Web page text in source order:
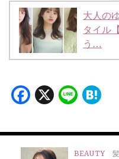
大人の
タイル
う…
Facebook
X Line
BEAUTY